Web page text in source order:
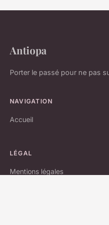
Antiopa
Porter le passé pour ne pas
NAVIGATION
Accueil
LÉGAL
Mentions légales